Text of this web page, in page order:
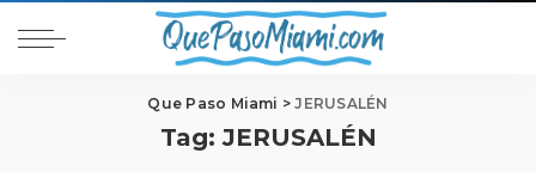
Que Paso Miami >JERUSALÉN
Tag:JERUSALÉN